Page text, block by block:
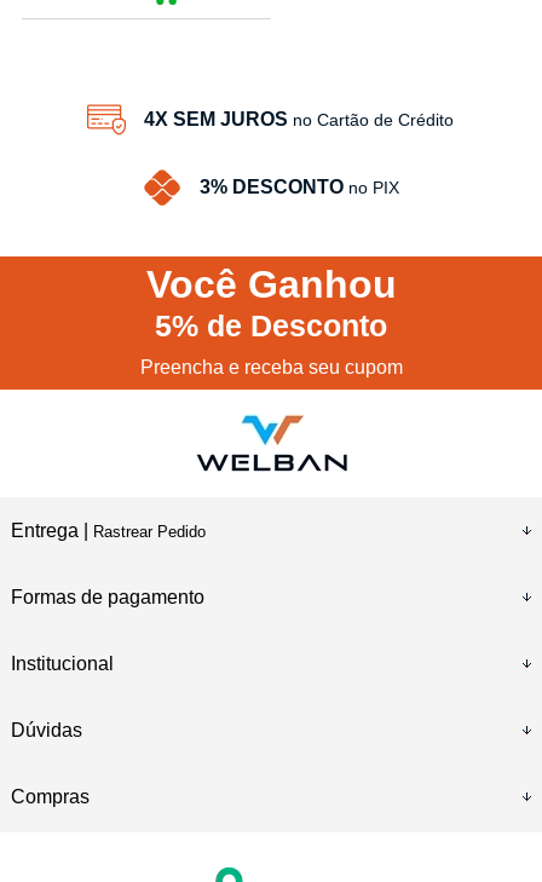
4X SEM JUROS no Cartão de Crédito
3% DESCONTO no PIX
Você Ganhou
5% de Desconto
Preencha e receba seu cupom
Entrega | Rastrear Pedido
Formas de pagamento
Institucional
Dúvidas
Compras